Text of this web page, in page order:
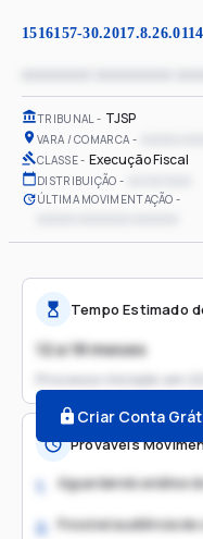
1516157-30.2017.8.26.0114
TRIBUNAL TJSP
VARA / COMARCA
CLASSE Execução Fiscal
DISTRIBUIÇÃO
ÚLTIMA MOVIMENTAÇÃO
Tempo Estimado
12 a 18 meses
Processo iniciado em
Criar Conta
Prováveis
1. Aguardando análise
2. Possível audiência